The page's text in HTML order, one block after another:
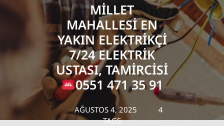
MILLET
MAHALLESI EN
YAKIN ELEKTRIKÇI
7/24 ELEKTRIK
USTASI, TAMIRCISI
0551 471 35 91
AĞUSTOS 4, 2025
4
TAGS